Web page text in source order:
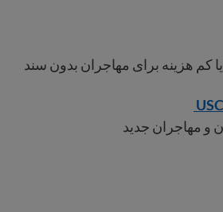
کم هزینه برای مهاجران بدون سند
و مهاجران جدید